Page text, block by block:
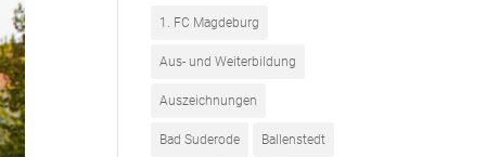
1. FC Magdeburg
Aus- und Weiterbildung
Auszeichnungen
Bad Suderode Ballenstedt